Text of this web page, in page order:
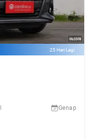
25 Hari Lagi
Genap